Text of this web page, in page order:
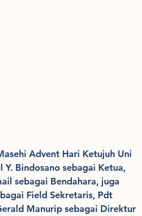
Advent Hari Ketujuh Uni
Y. Bindosano sebagai Ketua,
sebagai Bendahara, juga
Field Sekretaris, Pdt
Manurip sebagai Direktur